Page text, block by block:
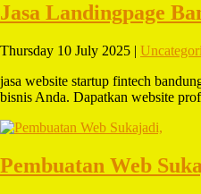
Jasa Landingpage
Thursday 10 July 2025 |
jasa website startup fintech
bisnis Anda. Dapatkan website
Pembuatan Web